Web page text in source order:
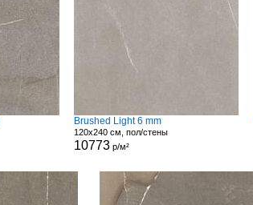
Brushed Light 6 mm
120x240 см, пол/стены
10773 р/м²